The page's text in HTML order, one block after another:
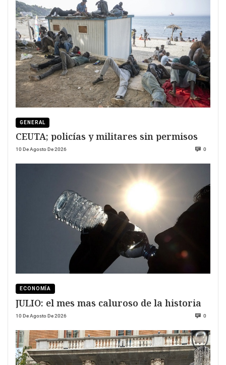
GENERAL
CEUTA; policías y militares sin permisos
10 De Agosto De 2026 0
ECONOMÍA
JULIO: el mes mas caluroso de la historia
10 De Agosto De 2026 0